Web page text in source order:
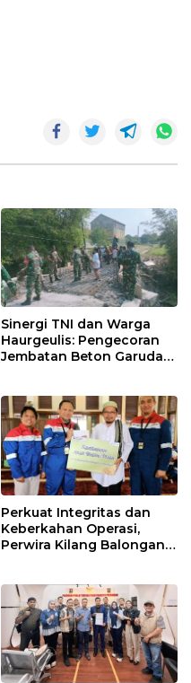
Sinergi TNI dan Warga
Haurgeulis: Pengecoran
Jembatan Beton Garuda
Perkuat Integritas dan
Keberkahan Operasi,
Perwira Kilang Balongan